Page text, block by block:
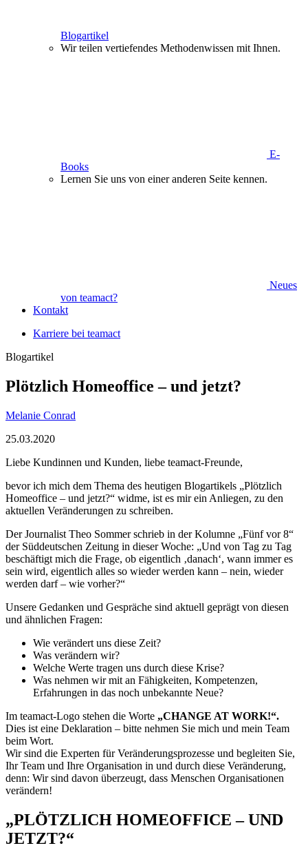
Blogartikel
Wir teilen vertiefendes Methodenwissen mit Ihnen.
E-
Books
Lernen Sie uns von einer anderen Seite kennen.
Neues
von teamact?
Kontakt
Karriere bei teamact
Blogartikel
Plötzlich Homeoffice – und jetzt?
Melanie Conrad
25.03.2020
Liebe Kundinnen und Kunden, liebe teamact-Freunde,
bevor ich mich dem Thema des heutigen Blogartikels „Plötzlich
Homeoffice – und jetzt?“ widme, ist es mir ein Anliegen, zu den
aktuellen Veränderungen zu schreiben.
Der Journalist Theo Sommer schrieb in der Kolumne „Fünf vor 8“
der Süddeutschen Zeitung in dieser Woche: „Und von Tag zu Tag
beschäftigt mich die Frage, ob eigentlich ‚danach‘, wann immer es
sein wird, eigentlich alles so wieder werden kann – nein, wieder
werden darf – wie vorher?“
Unsere Gedanken und Gespräche sind aktuell geprägt von diesen
und ähnlichen Fragen:
Wie verändert uns diese Zeit?
Was verändern wir?
Welche Werte tragen uns durch diese Krise?
Was nehmen wir mit an Fähigkeiten, Kompetenzen,
Erfahrungen in das noch unbekannte Neue?
Im teamact-Logo stehen die Worte „CHANGE AT WORK!“.
Dies ist eine Deklaration – bitte nehmen Sie mich und mein Team
beim Wort.
Wir sind die Experten für Veränderungsprozesse und begleiten Sie,
Ihr Team und Ihre Organisation in und durch diese Veränderung,
denn: Wir sind davon überzeugt, dass Menschen Organisationen
verändern!
„PLÖTZLICH HOMEOFFICE – UND
JETZT?“